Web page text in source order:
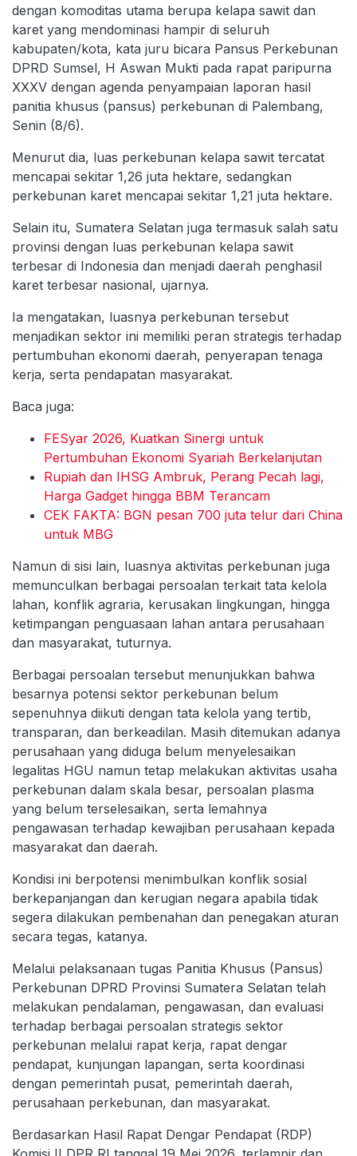
dengan komoditas utama berupa kelapa sawit dan
karet yang mendominasi hampir di seluruh
kabupaten/kota, kata juru bicara Pansus Perkebunan
DPRD Sumsel, H Aswan Mukti pada rapat paripurna
XXXV dengan agenda penyampaian laporan hasil
panitia khusus (pansus) perkebunan di Palembang,
Senin (8/6).
Menurut dia, luas perkebunan kelapa sawit tercatat
mencapai sekitar 1,26 juta hektare, sedangkan
perkebunan karet mencapai sekitar 1,21 juta hektare.
Selain itu, Sumatera Selatan juga termasuk salah satu
provinsi dengan luas perkebunan kelapa sawit
terbesar di Indonesia dan menjadi daerah penghasil
karet terbesar nasional, ujarnya.
Ia mengatakan, luasnya perkebunan tersebut
menjadikan sektor ini memiliki peran strategis terhadap
pertumbuhan ekonomi daerah, penyerapan tenaga
kerja, serta pendapatan masyarakat.
Baca juga:
FESyar 2026, Kuatkan Sinergi untuk
Pertumbuhan Ekonomi Syariah Berkelanjutan
Rupiah dan IHSG Ambruk, Perang Pecah lagi,
Harga Gadget hingga BBM Terancam
CEK FAKTA: BGN pesan 700 juta telur dari China
untuk MBG
Namun di sisi lain, luasnya aktivitas perkebunan juga
memunculkan berbagai persoalan terkait tata kelola
lahan, konflik agraria, kerusakan lingkungan, hingga
ketimpangan penguasaan lahan antara perusahaan
dan masyarakat, tuturnya.
Berbagai persoalan tersebut menunjukkan bahwa
besarnya potensi sektor perkebunan belum
sepenuhnya diikuti dengan tata kelola yang tertib,
transparan, dan berkeadilan. Masih ditemukan adanya
perusahaan yang diduga belum menyelesaikan
legalitas HGU namun tetap melakukan aktivitas usaha
perkebunan dalam skala besar, persoalan plasma
yang belum terselesaikan, serta lemahnya
pengawasan terhadap kewajiban perusahaan kepada
masyarakat dan daerah.
Kondisi ini berpotensi menimbulkan konflik sosial
berkepanjangan dan kerugian negara apabila tidak
segera dilakukan pembenahan dan penegakan aturan
secara tegas, katanya.
Melalui pelaksanaan tugas Panitia Khusus (Pansus)
Perkebunan DPRD Provinsi Sumatera Selatan telah
melakukan pendalaman, pengawasan, dan evaluasi
terhadap berbagai persoalan strategis sektor
perkebunan melalui rapat kerja, rapat dengar
pendapat, kunjungan lapangan, serta koordinasi
dengan pemerintah pusat, pemerintah daerah,
perusahaan perkebunan, dan masyarakat.
Berdasarkan Hasil Rapat Dengar Pendapat (RDP)